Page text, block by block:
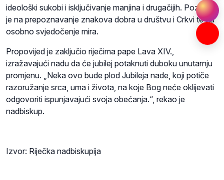
ideološki sukobi i isključivanje manjina i drugačijih. Pozvao
je na prepoznavanje znakova dobra u društvu i Crkvi te na
osobno svjedočenje mira.
Propovijed je zaključio riječima pape Lava XIV.,
izražavajući nadu da će jubilej potaknuti duboku unutarnju
promjenu. „Neka ovo bude plod Jubileja nade, koji potiče
razoružanje srca, uma i života, na koje Bog neće oklijevati
odgovoriti ispunjavajući svoja obećanja.“, rekao je
nadbiskup.
Izvor: Riječka nadbiskupija